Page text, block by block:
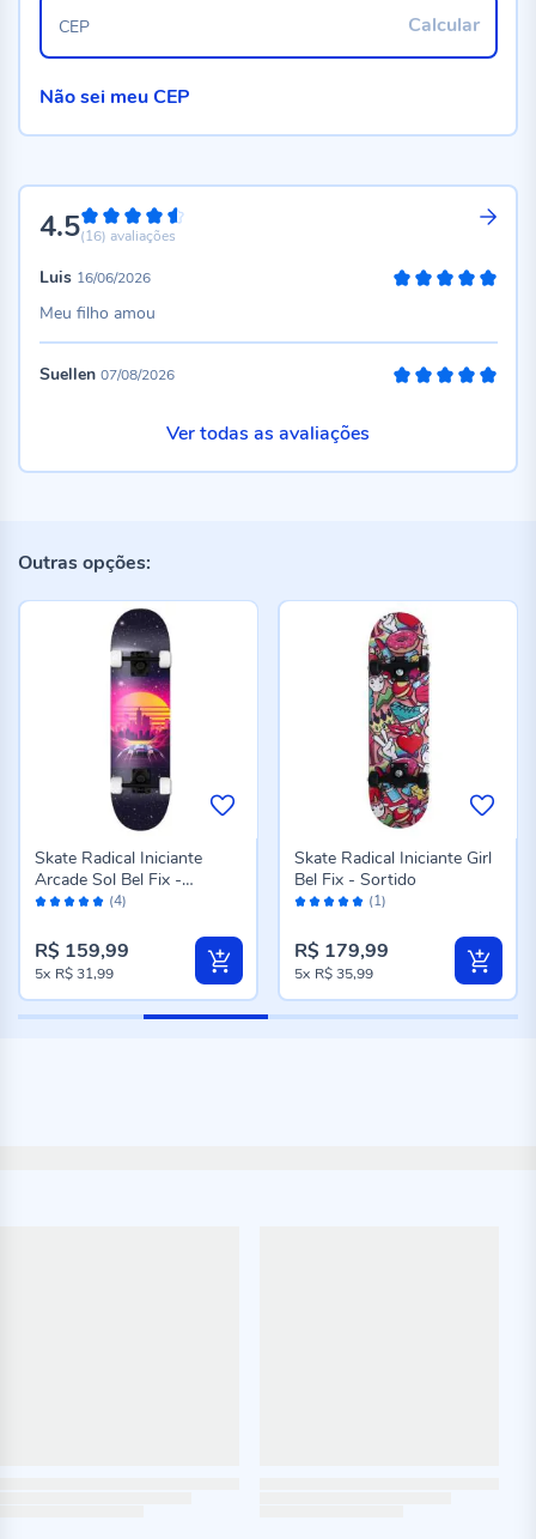
4.590%
(16) avaliações
Luis 16/06/2026
Meu filho amou
Suellen 07/08/2026
Ver todas as avaliações
Calcular
CEP
Não sei meu CEP
Outras opções:
Avaliação: (4)
Skate Radical Iniciante
Arcade Sol Bel Fix -
401983
R$ 159,99
5x R$ 31,99
Avaliação: (1)
Skate Radical Iniciante Girl
Bel Fix - Sortido
R$ 179,99
5x R$ 35,99